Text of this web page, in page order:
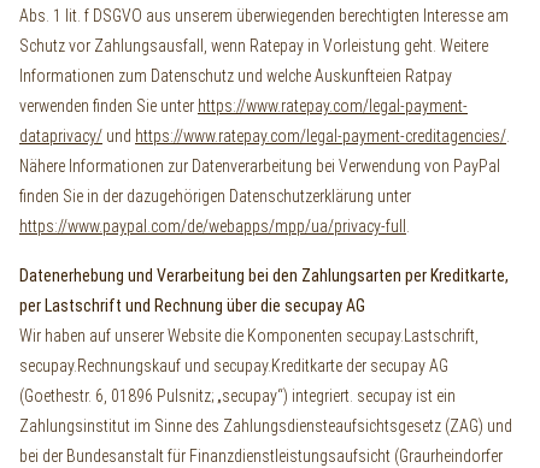
Abs. 1 lit. f DSGVO aus unserem überwiegenden berechtigten Interesse am
Schutz vor Zahlungsausfall, wenn Ratepay in Vorleistung geht. Weitere
Informationen zum Datenschutz und welche Auskunfteien Ratpay
verwenden finden Sie unter https://www.ratepay.com/legal-payment-
dataprivacy/ und https://www.ratepay.com/legal-payment-creditagencies/
Nähere Informationen zur Datenverarbeitung bei Verwendung von PayPal
finden Sie in der dazugehörigen Datenschutzerklärung unter
https://www.paypal.com/de/webapps/mpp/ua/privacy-full
Datenerhebung und Verarbeitung bei den Zahlungsarten per Kreditkarte,
per Lastschrift und Rechnung über die secupay AG
Wir haben auf unserer Website die Komponenten secupay.Lastschrift,
secupay.Rechnungskauf und secupay.Kreditkarte der secupay AG
(Goethestr. 6, 01896 Pulsnitz; „secupay“) integriert. secupay ist ein
Zahlungsinstitut im Sinne des Zahlungsdiensteaufsichtsgesetz (ZAG) und
bei der Bundesanstalt für Finanzdienstleistungsaufsicht (Graurheindorfer